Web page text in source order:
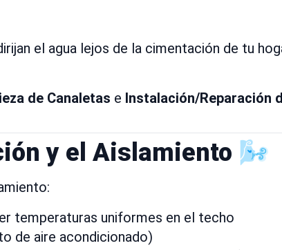
el agua lejos de la cimentación de tu
de Canaletas e Instalación/Reparación
y el Aislamiento 🌬️
temperaturas uniformes en el techo
de aire acondicionado)